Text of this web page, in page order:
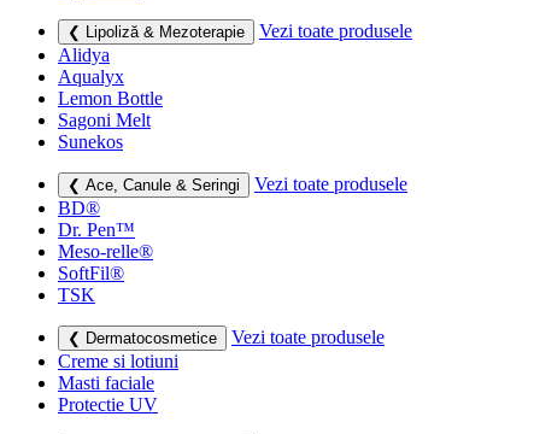
❮ Lipoliză & Mezoterapie
Vezi toate produsele
Alidya
Aqualyx
Lemon Bottle
Sagoni Melt
Sunekos
❮ Ace, Canule & Seringi
Vezi toate produsele
BD®
Dr. Pen™
Meso-relle®
SoftFil®
TSK
❮ Dermatocosmetice
Vezi toate produsele
Creme si lotiuni
Masti faciale
Protectie UV